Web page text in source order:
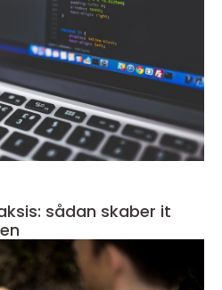
sådan skaber it